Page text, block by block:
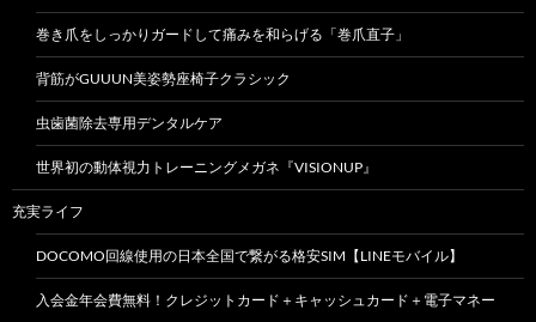
巻き爪をしっかりガードして痛みを和らげる「巻爪直子」
背筋がGUUUN美姿勢座椅子クラシック
虫歯菌除去専用デンタルケア
世界初の動体視力トレーニングメガネ『VISIONUP』
充実ライフ
DOCOMO回線使用の日本全国で繋がる格安SIM【LINEモバイル】
入会金年会費無料！クレジットカード＋キャッシュカード＋電子マネー